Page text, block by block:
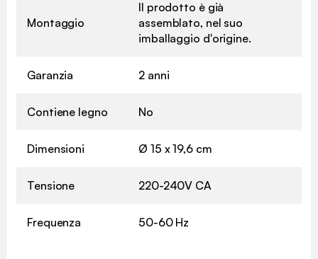
Montaggio
Il prodotto è già
assemblato, nel suo
imballaggio d'origine.
Garanzia 2 anni
Contiene legno No
Dimensioni Ø 15 x 19,6 cm
Tensione 220-240V CA
Frequenza 50-60 Hz